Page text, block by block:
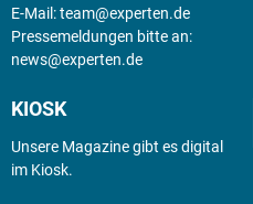
E-Mail:team@experten.de
Pressemeldungen bitte an:
news@experten.de
KIOSK
Unsere Magazine gibt es digital
im Kiosk.